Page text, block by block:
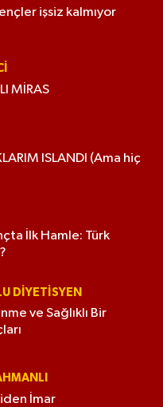
işsiz kalmıyor
MİRAS
ISLANDI (Ama hiç
İlk Hamle: Türk
DIYETISYEN
ve Sağlıklı Bir
İmar